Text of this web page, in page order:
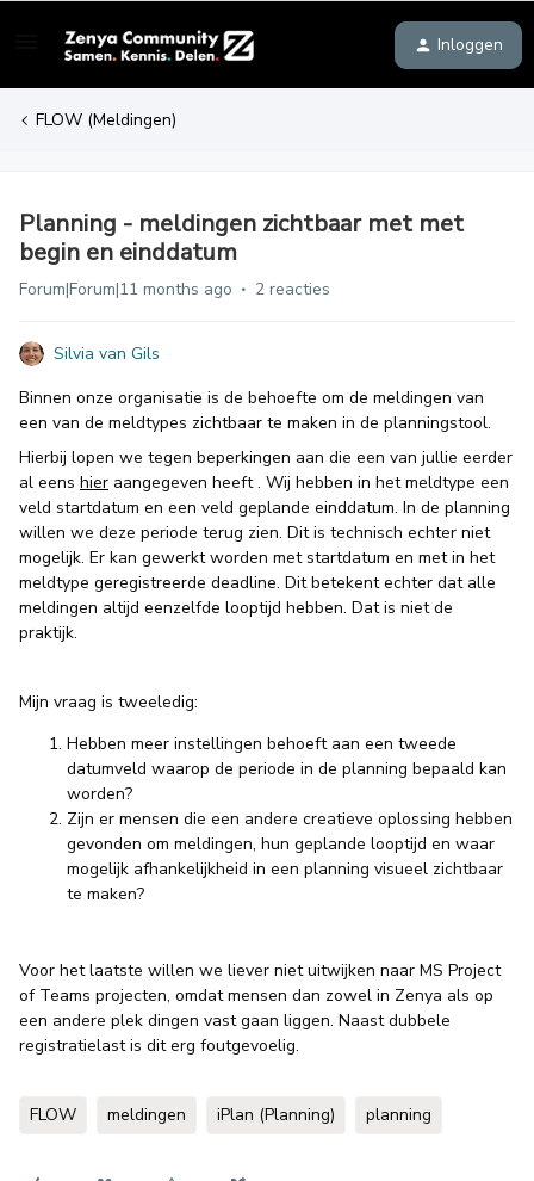
Inloggen
FLOW (Meldingen)
Planning - meldingen zichtbaar met met
begin en einddatum
Forum|Forum|11 months ago 2 reacties
Silvia van Gils
Binnen onze organisatie is de behoefte om de meldingen van
een van de meldtypes zichtbaar te maken in de planningstool.
Hierbij lopen we tegen beperkingen aan die een van jullie eerder
al eens hier aangegeven heeft . Wij hebben in het meldtype een
veld startdatum en een veld geplande einddatum. In de planning
willen we deze periode terug zien. Dit is technisch echter niet
mogelijk. Er kan gewerkt worden met startdatum en met in het
meldtype geregistreerde deadline. Dit betekent echter dat alle
meldingen altijd eenzelfde looptijd hebben. Dat is niet de
praktijk.
Mijn vraag is tweeledig:
Hebben meer instellingen behoeft aan een tweede
datumveld waarop de periode in de planning bepaald kan
worden?
Zijn er mensen die een andere creatieve oplossing hebben
gevonden om meldingen, hun geplande looptijd en waar
mogelijk afhankelijkheid in een planning visueel zichtbaar
te maken?
Voor het laatste willen we liever niet uitwijken naar MS Project
of Teams projecten, omdat mensen dan zowel in Zenya als op
een andere plek dingen vast gaan liggen. Naast dubbele
registratielast is dit erg foutgevoelig.
FLOW meldingen iPlan (Planning) planning